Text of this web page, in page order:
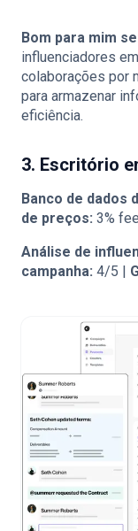
Bom para mim
influenciadores
colaborações por
para armazenar
eficiência.
3. Escritório
Banco de dados
de preços: 3%
Análise de
campanha: 4/5 |